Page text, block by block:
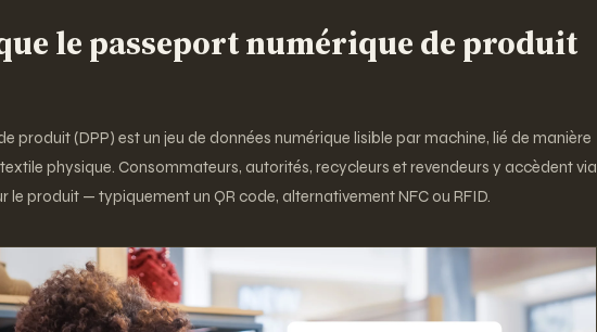
le passeport numérique de produit
produit (DPP) est un jeu de données numérique lisible par machine, lié de manière
physique. Consommateurs, autorités, recycleurs et revendeurs y accèdent via
le produit — typiquement un QR code, alternativement NFC ou RFID.